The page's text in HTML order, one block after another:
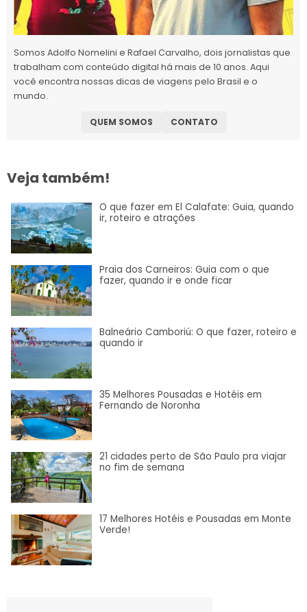
Somos Adolfo Nomelini e Rafael Carvalho, dois jornalistas que
trabalham com conteúdo digital há mais de 10 anos. Aqui
você encontra nossas dicas de viagens pelo Brasil e o
mundo.
QUEM SOMOS CONTATO
Veja também!
O que fazer em El Calafate: Guia, quando
ir, roteiro e atrações
Praia dos Carneiros: Guia com o que
fazer, quando ir e onde ficar
Balneário Camboriú: O que fazer, roteiro e
quando ir
35 Melhores Pousadas e Hotéis em
Fernando de Noronha
21 cidades perto de São Paulo pra viajar
no fim de semana
17 Melhores Hotéis e Pousadas em Monte
Verde!